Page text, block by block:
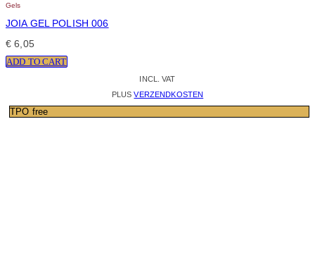
Gels
JOIA GEL POLISH 006
€ 6,05
ADD TO CART
INCL. VAT
PLUSVERZENDKOSTEN
TPO free